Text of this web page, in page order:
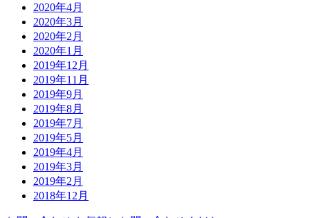
2020年4月
2020年3月
2020年2月
2020年1月
2019年12月
2019年11月
2019年9月
2019年8月
2019年7月
2019年5月
2019年4月
2019年3月
2019年2月
2018年12月